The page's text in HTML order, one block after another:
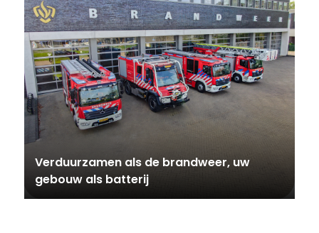
Verduurzamen als de brandweer, uw
gebouw als batterij